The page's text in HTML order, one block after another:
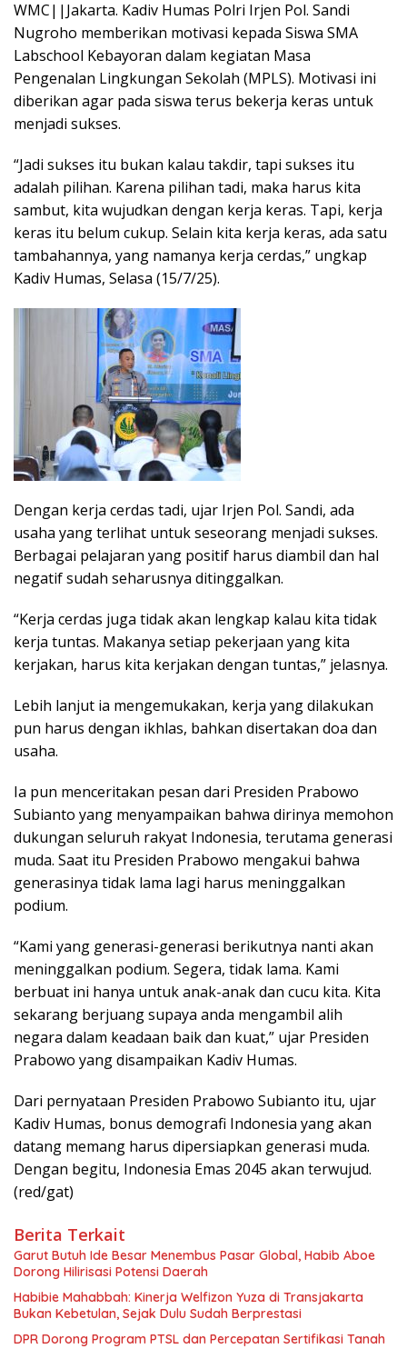
WMC||Jakarta. Kadiv Humas Polri Irjen Pol. Sandi
Nugroho memberikan motivasi kepada Siswa SMA
Labschool Kebayoran dalam kegiatan Masa
Pengenalan Lingkungan Sekolah (MPLS). Motivasi ini
diberikan agar pada siswa terus bekerja keras untuk
menjadi sukses.
“Jadi sukses itu bukan kalau takdir, tapi sukses itu
adalah pilihan. Karena pilihan tadi, maka harus kita
sambut, kita wujudkan dengan kerja keras. Tapi, kerja
keras itu belum cukup. Selain kita kerja keras, ada satu
tambahannya, yang namanya kerja cerdas,” ungkap
Kadiv Humas, Selasa (15/7/25).
Dengan kerja cerdas tadi, ujar Irjen Pol. Sandi, ada
usaha yang terlihat untuk seseorang menjadi sukses.
Berbagai pelajaran yang positif harus diambil dan hal
negatif sudah seharusnya ditinggalkan.
“Kerja cerdas juga tidak akan lengkap kalau kita tidak
kerja tuntas. Makanya setiap pekerjaan yang kita
kerjakan, harus kita kerjakan dengan tuntas,” jelasnya.
Lebih lanjut ia mengemukakan, kerja yang dilakukan
pun harus dengan ikhlas, bahkan disertakan doa dan
usaha.
Ia pun menceritakan pesan dari Presiden Prabowo
Subianto yang menyampaikan bahwa dirinya memohon
dukungan seluruh rakyat Indonesia, terutama generasi
muda. Saat itu Presiden Prabowo mengakui bahwa
generasinya tidak lama lagi harus meninggalkan
podium.
“Kami yang generasi-generasi berikutnya nanti akan
meninggalkan podium. Segera, tidak lama. Kami
berbuat ini hanya untuk anak-anak dan cucu kita. Kita
sekarang berjuang supaya anda mengambil alih
negara dalam keadaan baik dan kuat,” ujar Presiden
Prabowo yang disampaikan Kadiv Humas.
Dari pernyataan Presiden Prabowo Subianto itu, ujar
Kadiv Humas, bonus demografi Indonesia yang akan
datang memang harus dipersiapkan generasi muda.
Dengan begitu, Indonesia Emas 2045 akan terwujud.
(red/gat)
Berita Terkait
Garut Butuh Ide Besar Menembus Pasar Global, Habib Aboe
Dorong Hilirisasi Potensi Daerah
Habibie Mahabbah: Kinerja Welfizon Yuza di Transjakarta
Bukan Kebetulan, Sejak Dulu Sudah Berprestasi
DPR Dorong Program PTSL dan Percepatan Sertifikasi Tanah